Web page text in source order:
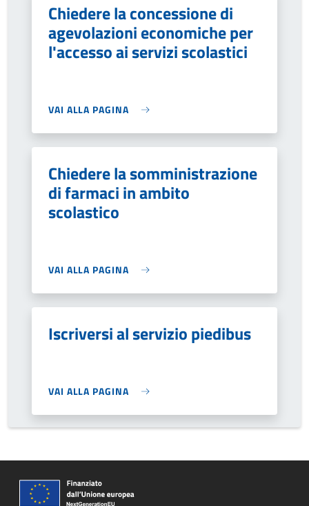
Chiedere la concessione di
agevolazioni economiche per
l'accesso ai servizi scolastici
VAI ALLA PAGINA
Chiedere la somministrazione
di farmaci in ambito
scolastico
VAI ALLA PAGINA
Iscriversi al servizio piedibus
VAI ALLA PAGINA